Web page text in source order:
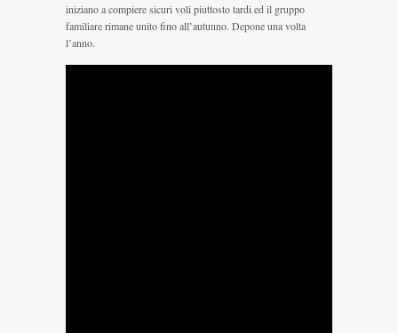
iniziano a compiere sicuri voli piuttosto tardi ed il gruppo
familiare rimane unito fino all’autunno. Depone una volta
l’anno.